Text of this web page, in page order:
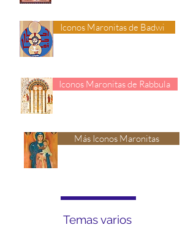
Iconos Maronitas de Badwi
Iconos Maronitas de Rabbula
Más Iconos Maronitas
Temas varios